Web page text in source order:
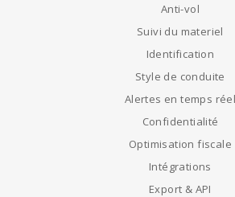
Anti-vol
Suivi du materiel
Identification
Style de conduite
Alertes en temps réel
Confidentialité
Optimisation fiscale
Intégrations
Export & API